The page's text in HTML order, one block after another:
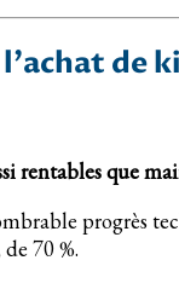
de
rentables que
progrès
70 %.